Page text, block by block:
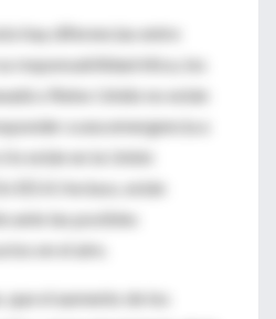
hay diferencias entre
responsabilidad ética, los
o Reino Unido no están
a una emergencia a
lo están en la Unión
EEUU incluso, están
ante las posibles
en el aire.
que el aumento de los